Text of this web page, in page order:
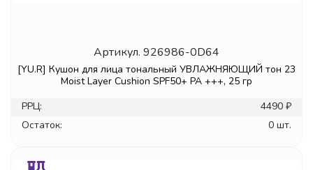
Артикул. 926986-0D64
[YU.R] Кушон для лица тональный УВЛАЖНЯЮЩИЙ тон 23
Moist Layer Cushion SPF50+ PA +++, 25 гр
РРЦ:
4490 ₽
Остаток:
0 шт.